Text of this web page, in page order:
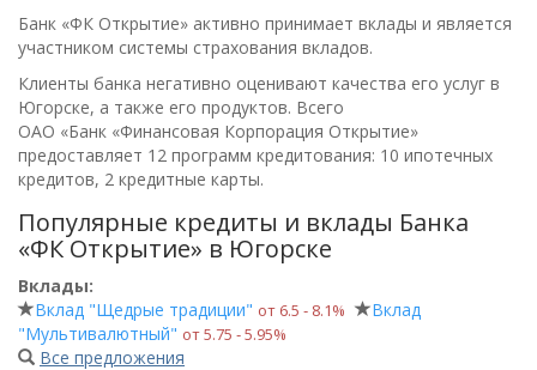
Банк «ФК Открытие» активно принимает вклады и является
участником системы страхования вкладов.
Клиенты банка негативно оценивают качества его услуг в
Югорске, а также его продуктов. Всего
ОАО «Банк «Финансовая Корпорация Открытие»
предоставляет 12 программ кредитования: 10 ипотечных
кредитов, 2 кредитные карты.
Популярные кредиты и вклады Банка
«ФК Открытие» в Югорске
Вклады:
Вклад "Щедрые традиции" от 6.5 ‑ 8.1%
Вклад
"Мультивалютный" от 5.75 ‑ 5.95%
Все предложения